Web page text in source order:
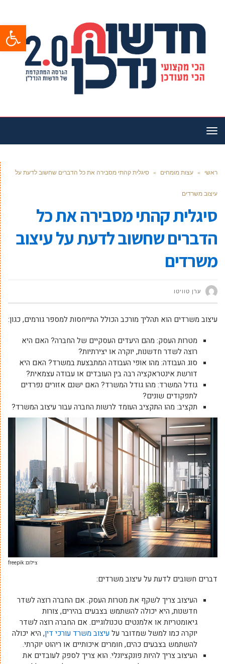
פתח
תפריט
ראשי » עצות מומחים » סיגלית קהתי מסבירה את כל הדברים שחשוב לדעת על
עיצוב משרדים
סיגלית קהתי מסבירה את כל
הדברים שחשוב לדעת על עיצוב
משרדים
ערן טוויטו
עיצוב משרדים הוא תהליך מורכב הכולל התייחסות למספר גורמים, כגון:
מטרות העסק: מהם היעדים העסקיים של החברה? האם היא
רוצה לשדר חדשנות, יוקרה או יצירתיות?
סוג העבודה: מהו אופי העבודה המתבצעת במשרד? האם היא
דורשת אינטראקציה רבה בין העובדים או עבודה עצמאית?
גודל המשרד: מהו גודל המשרד? האם ישנם אזורים נפרדים
לתפקודים שונים?
תקציב: מהו התקציב העומד לרשות החברה עבור עיצוב המשרד?
צילום: freepik
דברים חשובים לדעת על עיצוב משרדים:
העיצוב צריך לשקף את מטרות העסק. אם החברה רוצה לשדר
חדשנות, היא יכולה להשתמש בצבעים בהירים, צורות
גיאומטריות או אלמנטים טכנולוגיים. אם החברה רוצה לשדר
יוקרה כמו למשל שמדובר עלעיצוב משרד עורכי דין, היא יכולה
להשתמש בצבעים כהים, חומרים איכותיים או ריהוט יוקרתי.
העיצוב צריך להיות פונקציונלי. הוא צריך לספק לעובדים את